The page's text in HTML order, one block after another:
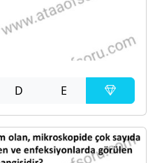
D E